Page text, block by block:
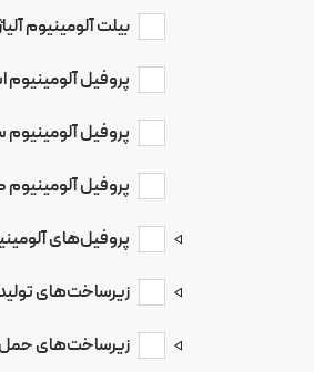
بیلت آلومینیوم
پروفیل آلومینیوم
پروفیل
پروفیل
پروفیل‌های
پروفیل
زیرساخت‌های
صنایع روشنایی
زیرساخت‌های